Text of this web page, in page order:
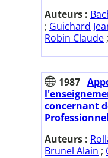
Auteurs :
; Guichard
Robin Claude ;
1987
concernant
Auteurs :
Brunel Alain ;